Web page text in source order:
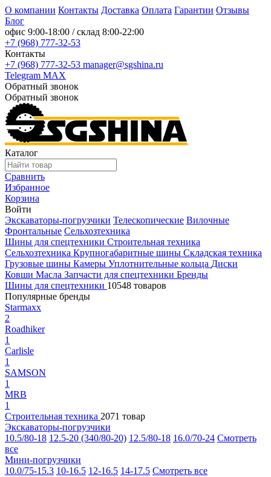
О компании Контакты Доставка Оплата Гарантии Отзывы
Блог
офис 9:00-18:00 / склад 8:00-22:00
+7 (968) 777-32-53
Контакты
+7 (968) 777-32-53 manager@sgshina.ru
Telegram MAX
Обратный звонок
Обратный звонок
Каталог
Сравнить
Избранное
Корзина
Войти
Экскаваторы-погрузчики Телескопические Вилочные
Фронтальные Сельхозтехника
Шины для спецтехники Строительная техника
Сельхозтехника Крупногабаритные шины Складская техника
Грузовые шины Камеры Уплотнительные кольца Диски
Ковши Масла Запчасти для спецтехники Бренды
Шины для спецтехники 10548 товаров
Популярные бренды
Starmaxx
2
Roadhiker
1
Carlisle
1
SAMSON
1
MRB
1
Строительная техника 2071 товар
Экскаваторы-погрузчики
10.5/80-18 12.5-20 (340/80-20) 12.5/80-18 16.0/70-24 Смотреть
все
Мини-погрузчики
10.0/75-15.3 10-16.5 12-16.5 14-17.5 Смотреть все